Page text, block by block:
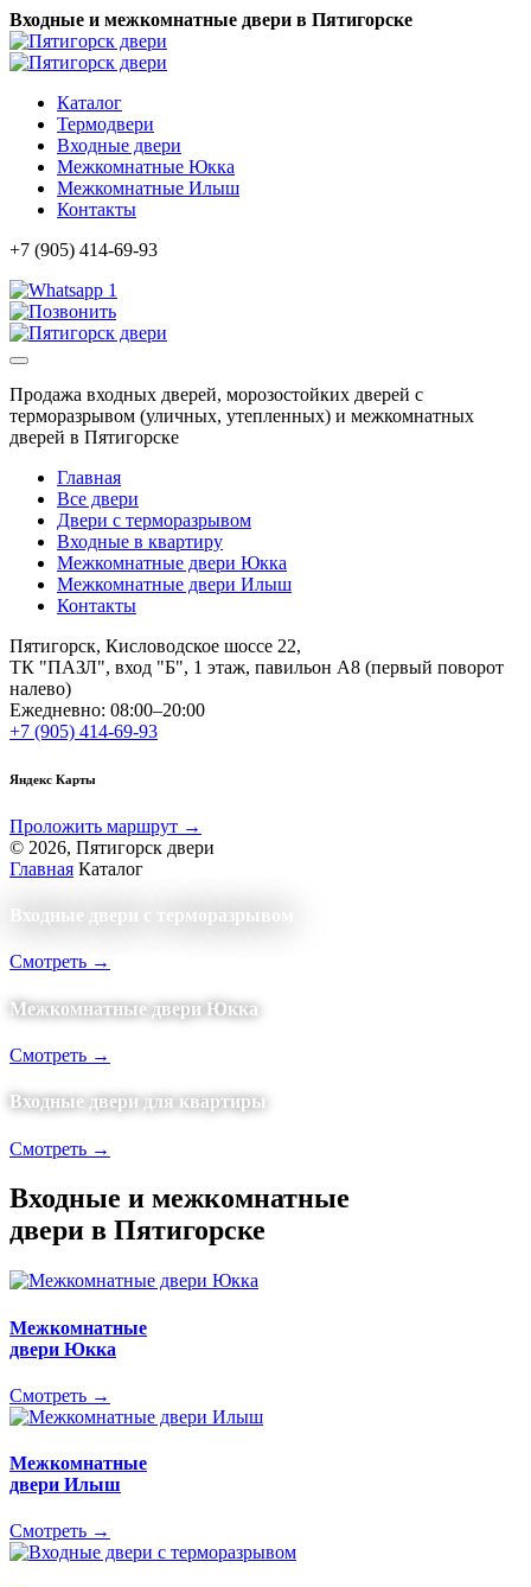
Входные и межкомнатные двери в Пятигорске
Каталог
Термодвери
Входные двери
Межкомнатные Юкка
Межкомнатные Илыш
Контакты
+7 (905) 414-69-93
1
Продажа входных дверей, морозостойких дверей с
терморазрывом (уличных, утепленных) и межкомнатных
дверей в Пятигорске
Главная
Все двери
Двери с терморазрывом
Входные в квартиру
Межкомнатные двери Юкка
Межкомнатные двери Илыш
Контакты
Пятигорск, Кисловодское шоссе 22,
ТК "ПАЗЛ", вход "Б", 1 этаж, павильон А8 (первый поворот
налево)
Ежедневно: 08:00–20:00
+7 (905) 414-69-93
Яндекс Карты
Проложить маршрут →
© 2026, Пятигорск двери
Главная Каталог
Входные двери с терморазрывом
Смотреть →
Межкомнатные двери Юкка
Смотреть →
Входные двери для квартиры
Смотреть →
Входные и межкомнатные
двери в Пятигорске
Межкомнатные
двери Юкка
Смотреть →
Межкомнатные
двери Илыш
Смотреть →